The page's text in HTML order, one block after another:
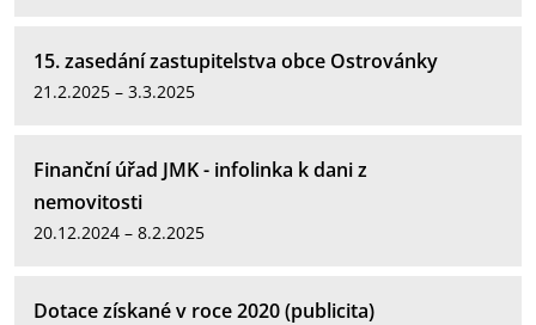
15. zasedání zastupitelstva obce Ostrovánky
21.2.2025 – 3.3.2025
Finanční úřad JMK - infolinka k dani z
nemovitosti
20.12.2024 – 8.2.2025
Dotace získané v roce 2020 (publicita)